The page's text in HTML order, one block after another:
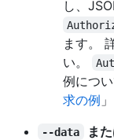
し、
ます。
い。
例につ
求の例
--data ま